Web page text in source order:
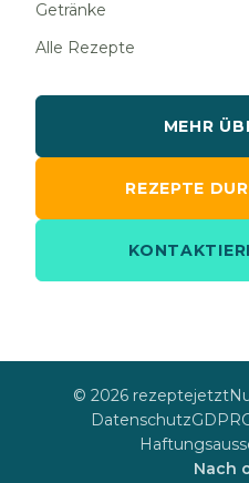
Getränke
Alle Rezepte
MEHR
REZEPTE
© 2026 rezeptejetzt
DatenschutzGDPR
Nach